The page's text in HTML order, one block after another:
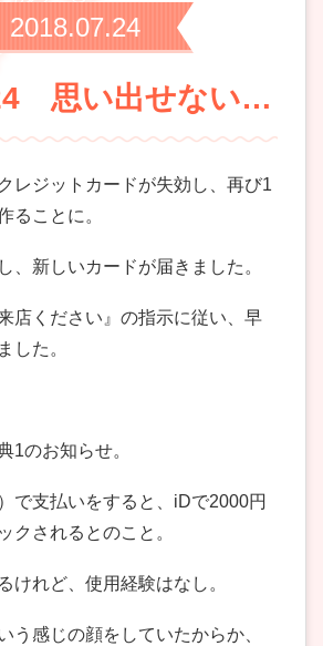
2018.07.24
思い出せない…
レジットカードが失効し、再び1
ることに。
、新しいカードが届きました。
店ください』の指示に従い、早
した。
1のお知らせ。
で支払いをすると、iDで2000円
クされるとのこと。
けれど、使用経験はなし。
う感じの顔をしていたからか、